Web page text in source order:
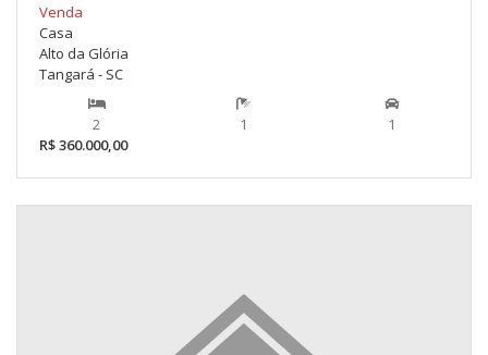
Venda
Casa
Alto da Glória
Tangará - SC
2 1
1
R$ 360.000,00